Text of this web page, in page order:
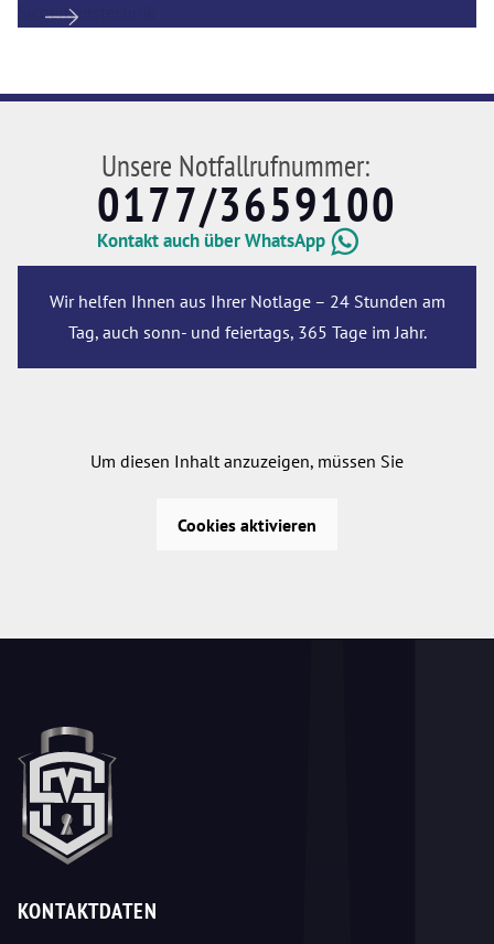
Unsere Notfallrufnummer:
0177/3659100
Kontakt auch über WhatsApp
Wir helfen Ihnen aus Ihrer Notlage – 24 Stunden am
Tag, auch sonn- und feiertags, 365 Tage im Jahr.
Um diesen Inhalt anzuzeigen, müssen Sie
Cookies aktivieren
KONTAKTDATEN